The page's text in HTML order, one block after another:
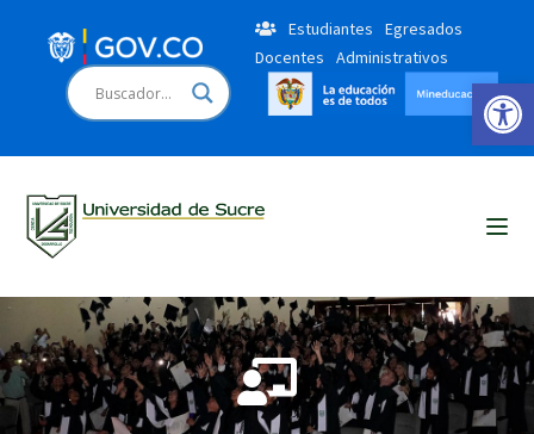
Estudiantes
Egresados
Docentes
Administrativos